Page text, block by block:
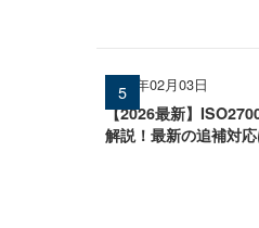
2026年02月03日
【2026最新】
解説！最新の追補対応